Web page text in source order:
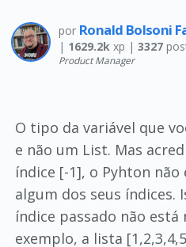
por Ronald Bolsoni
| 1629.2kxp | 3327
Product Manager
O tipo da variável que
e não um List. Mas
índice [-1], o Pyhton
algum dos seus índices.
índice passado não
exemplo, a lista